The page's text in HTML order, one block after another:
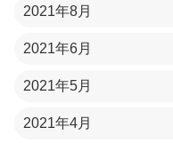
2021年8月
2021年6月
2021年5月
2021年4月